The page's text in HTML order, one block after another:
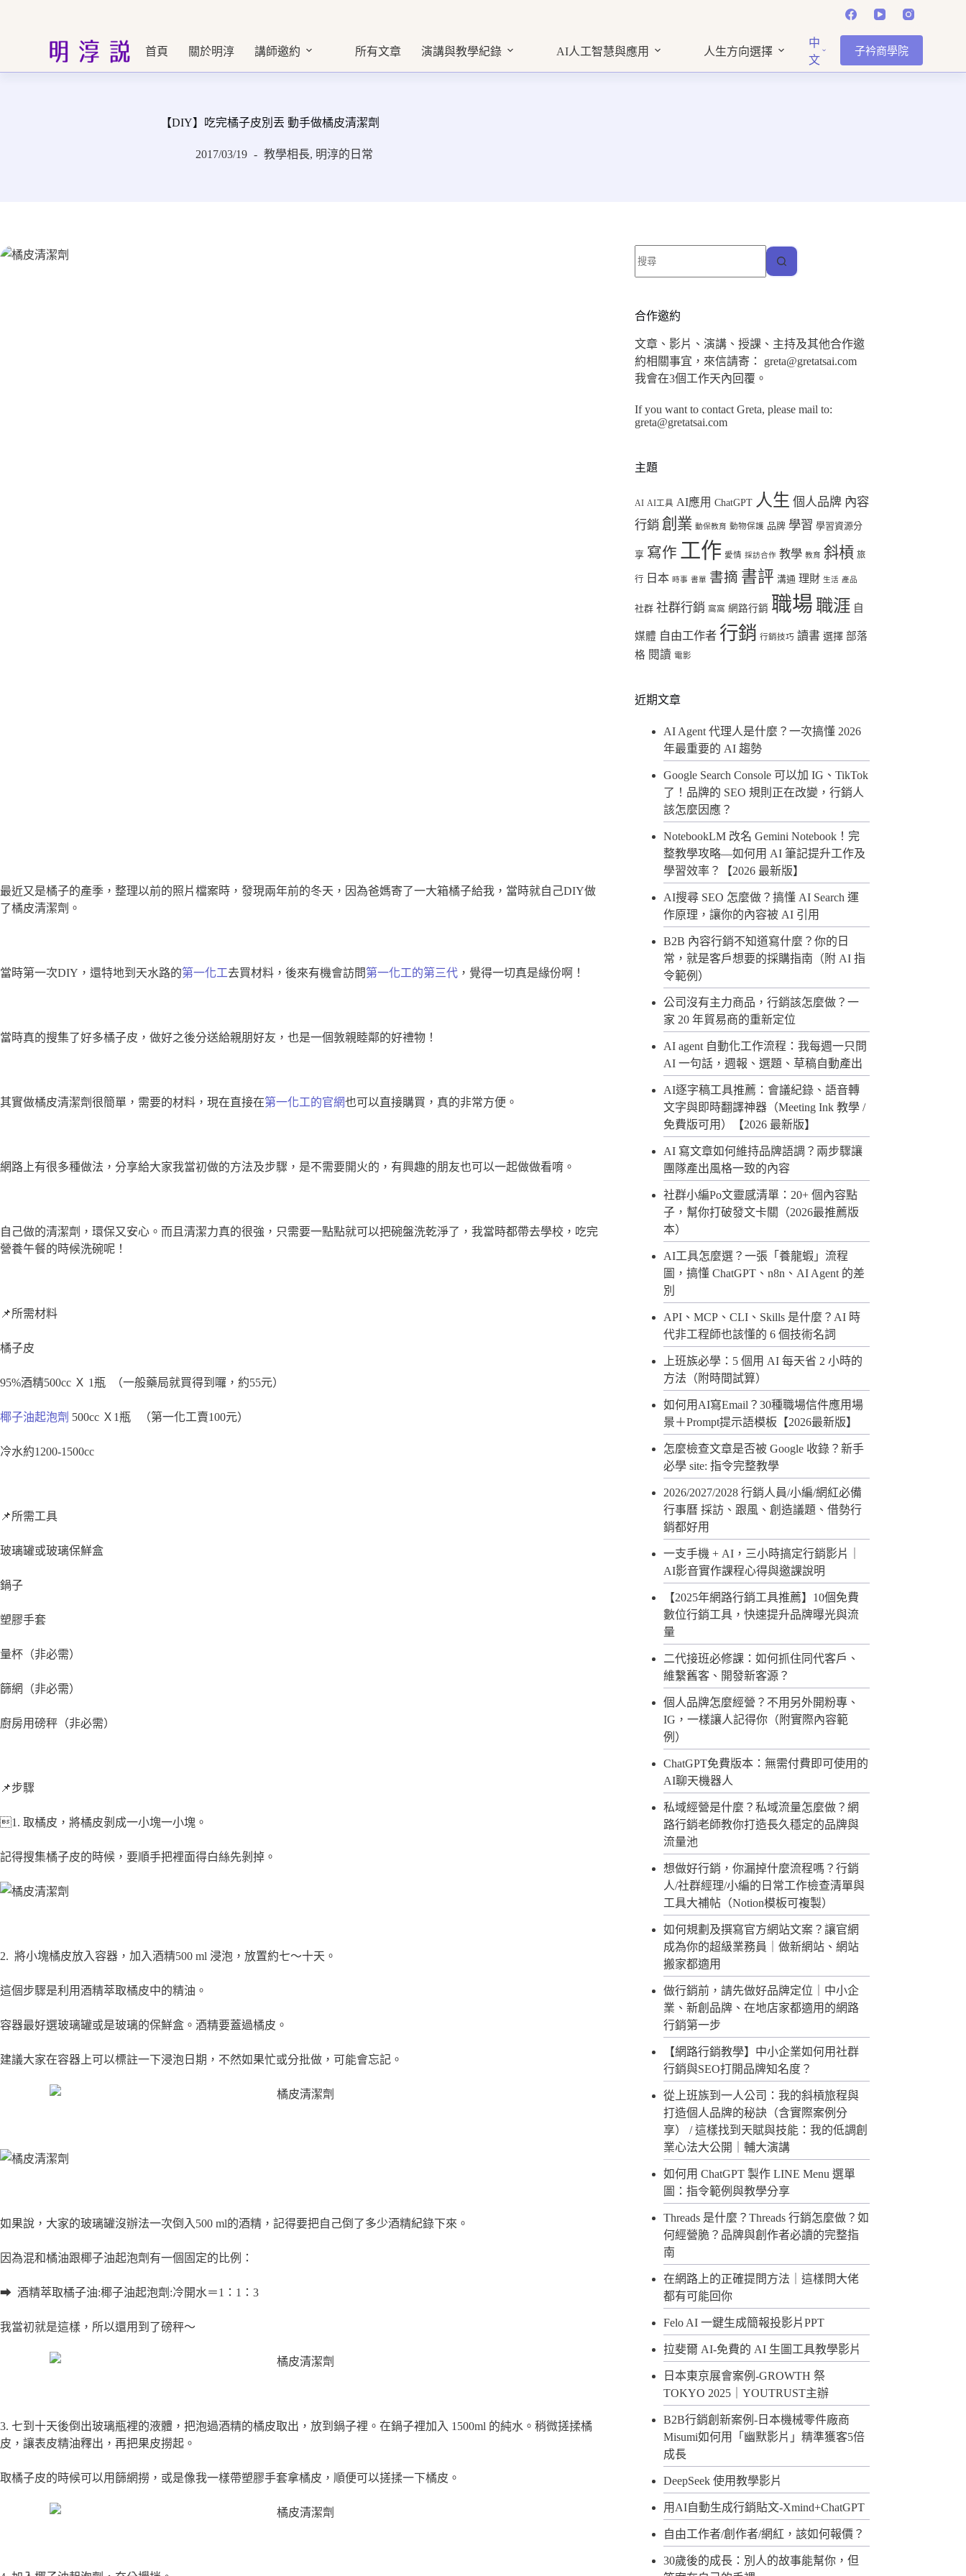
首頁 關於明淳 講師邀約 所有文章 演講與教學紀錄 AI人工智慧與應用 人生方向選擇
中
文
子衿商學院
【DIY】吃完橘子皮別丟 動手做橘皮清潔劑
2017/03/19 教學相長, 明淳的日常
最近又是橘子的產季，整理以前的照片檔案時，發現兩年前的冬天，因為爸媽寄了一大箱橘子給我，當時就自己DIY做
了橘皮清潔劑。
當時第一次DIY，還特地到天水路的第一化工去買材料，後來有機會訪問第一化工的第三代 ，覺得一切真是緣份啊！
當時真的搜集了好多橘子皮，做好之後分送給親朋好友，也是一個敦親睦鄰的好禮物！
其實做橘皮清潔劑很簡單，需要的材料，現在直接在第一化工的官網也可以直接購買，真的非常方便。
網路上有很多種做法，分享給大家我當初做的方法及步驟，是不需要開火的，有興趣的朋友也可以一起做做看唷。
自己做的清潔劑，環保又安心。而且清潔力真的很強，只需要一點點就可以把碗盤洗乾淨了，我當時都帶去學校，吃完
營養午餐的時候洗碗呢！
📌所需材料
橘子皮
95%酒精500cc Ｘ 1瓶 （一般藥局就買得到囉，約55元）
椰子油起泡劑 500cc Ｘ1瓶 （第一化工賣100元）
冷水約1200-1500cc
📌所需工具
玻璃罐或玻璃保鮮盒
鍋子
塑膠手套
量杯（非必需）
篩網（非必需）
廚房用磅秤（非必需）
📌步驟
1. 取橘皮，將橘皮剝成一小塊一小塊。
記得搜集橘子皮的時候，要順手把裡面得白絲先剝掉。
2. 將小塊橘皮放入容器，加入酒精500 ml 浸泡，放置約七～十天。
這個步驟是利用酒精萃取橘皮中的精油。
容器最好選玻璃罐或是玻璃的保鮮盒。酒精要蓋過橘皮。
建議大家在容器上可以標註一下浸泡日期，不然如果忙或分批做，可能會忘記。
如果說，大家的玻璃罐沒辦法一次倒入500 ml的酒精，記得要把自己倒了多少酒精紀錄下來。
因為混和橘油跟椰子油起泡劑有一個固定的比例：
➡ 酒精萃取橘子油:椰子油起泡劑:冷開水＝1：1：3
我當初就是這樣，所以還用到了磅秤～
3. 七到十天後倒出玻璃瓶裡的液體，把泡過酒精的橘皮取出，放到鍋子裡。在鍋子裡加入 1500ml 的純水。稍微搓揉橘
皮，讓表皮精油釋出，再把果皮撈起。
取橘子皮的時候可以用篩網撈，或是像我一樣帶塑膠手套拿橘皮，順便可以搓揉一下橘皮。
找
合
條
件
的
果
合作邀約
文章、影片、演講、授課、主持及其他合作邀
約相關事宜，來信請寄： greta@gretatsai.com
我會在3個工作天內回覆。
If you want to contact Greta, please mail to:
greta@gretatsai.com
主題
AI AI工具 AI應用 ChatGPT 人生 個人品牌 內容
行銷 創業 動保教育 動物保護 品牌 學習 學習資源分
享 寫作 工作 愛情 採訪合作 教學 教育 斜槓 旅
行 日本 時事 書單 書摘 書評 溝通 理財 生活 產品
社群 社群行銷 窩窩 網路行銷 職場 職涯 自
媒體 自由工作者 行銷 行銷技巧 讀書 選擇 部落
格 閱讀 電影
近期文章
AI Agent 代理人是什麼？一次搞懂 2026
年最重要的 AI 趨勢
Google Search Console 可以加 IG、TikTok
了！品牌的 SEO 規則正在改變，行銷人
該怎麼因應？
NotebookLM 改名 Gemini Notebook！完
整教學攻略—如何用 AI 筆記提升工作及
學習效率？【2026 最新版】
AI搜尋 SEO 怎麼做？搞懂 AI Search 運
作原理，讓你的內容被 AI 引用
B2B 內容行銷不知道寫什麼？你的日
常，就是客戶想要的採購指南（附 AI 指
令範例）
公司沒有主力商品，行銷該怎麼做？一
家 20 年貿易商的重新定位
AI agent 自動化工作流程：我每週一只問
AI 一句話，週報、選題、草稿自動產出
AI逐字稿工具推薦：會議紀錄、語音轉
文字與即時翻譯神器（Meeting Ink 教學 /
免費版可用）【2026 最新版】
AI 寫文章如何維持品牌語調？兩步驟讓
團隊產出風格一致的內容
社群小編Po文靈感清單：20+ 個內容點
子，幫你打破發文卡關（2026最推薦版
本）
AI工具怎麼選？一張「養龍蝦」流程
圖，搞懂 ChatGPT、n8n、AI Agent 的差
別
API、MCP、CLI、Skills 是什麼？AI 時
代非工程師也該懂的 6 個技術名詞
上班族必學：5 個用 AI 每天省 2 小時的
方法（附時間試算）
如何用AI寫Email？30種職場信件應用場
景＋Prompt提示語模板【2026最新版】
怎麼檢查文章是否被 Google 收錄？新手
必學 site: 指令完整教學
2026/2027/2028 行銷人員/小編/網紅必備
行事曆 採訪、跟風、創造議題、借勢行
銷都好用
一支手機 + AI，三小時搞定行銷影片｜
AI影音實作課程心得與邀課說明
【2025年網路行銷工具推薦】10個免費
數位行銷工具，快速提升品牌曝光與流
量
二代接班必修課：如何抓住同代客戶、
維繫舊客、開發新客源？
個人品牌怎麼經營？不用另外開粉專、
IG，一樣讓人記得你（附實際內容範
例）
ChatGPT免費版本：無需付費即可使用的
AI聊天機器人
私域經營是什麼？私域流量怎麼做？網
路行銷老師教你打造長久穩定的品牌與
流量池
想做好行銷，你漏掉什麼流程嗎？行銷
人/社群經理/小編的日常工作檢查清單與
工具大補帖（Notion模板可複製）
如何規劃及撰寫官方網站文案？讓官網
成為你的超級業務員｜做新網站、網站
搬家都適用
做行銷前，請先做好品牌定位｜中小企
業、新創品牌、在地店家都適用的網路
行銷第一步
【網路行銷教學】中小企業如何用社群
行銷與SEO打開品牌知名度？
從上班族到一人公司：我的斜槓旅程與
打造個人品牌的秘訣（含實際案例分
享） / 這樣找到天賦與技能：我的低調創
業心法大公開｜輔大演講
如何用 ChatGPT 製作 LINE Menu 選單
圖：指令範例與教學分享
Threads 是什麼？Threads 行銷怎麼做？如
何經營脆？品牌與創作者必讀的完整指
南
在網路上的正確提問方法｜這樣問大佬
都有可能回你
Felo AI 一鍵生成簡報投影片PPT
拉斐爾 AI-免費的 AI 生圖工具教學影片
日本東京展會案例-GROWTH 祭
TOKYO 2025｜YOUTRUST主辦
B2B行銷創新案例-日本機械零件廠商
Misumi如何用「幽默影片」精準獲客5倍
成長
DeepSeek 使用教學影片
用AI自動生成行銷貼文-Xmind+ChatGPT
自由工作者/創作者/網紅，該如何報價？
30歲後的成長：別人的故事能幫你，但